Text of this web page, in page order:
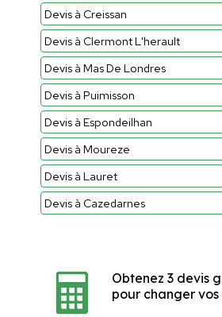
Devis à Creissan
Devis à Clermont L'herault
Devis à Mas De Londres
Devis à Puimisson
Devis à Espondeilhan
Devis à Moureze
Devis à Lauret
Devis à Cazedarnes
Obtenez 3 devis
pour changer